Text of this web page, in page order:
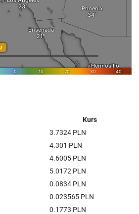
Kurs
3.7324 PLN
4.301 PLN
4.6005 PLN
5.0172 PLN
0.0834 PLN
0.023565 PLN
0.1773 PLN